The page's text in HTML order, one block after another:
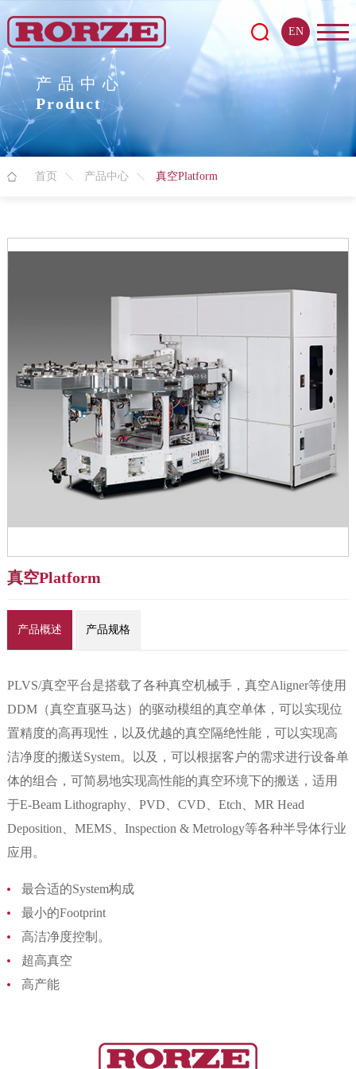
EN
产品中心
Product
首页 产品中心 真空Platform
真空Platform
产品概述 产品规格
PLVS/真空平台是搭载了各种真空机械手，真空Aligner等使用
DDM（真空直驱马达）的驱动模组的真空单体，可以实现位
置精度的高再现性，以及优越的真空隔绝性能，可以实现高
洁净度的搬送System。以及，可以根据客户的需求进行设备单
体的组合，可简易地实现高性能的真空环境下的搬送，适用
于E-Beam Lithography、PVD、CVD、Etch、MR Head
Deposition、MEMS、Inspection & Metrology等各种半导体行业
应用。
最合适的System构成
最小的Footprint
高洁净度控制。
超高真空
高产能